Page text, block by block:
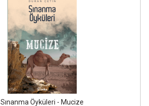
Sınanma Öyküleri - Mucize